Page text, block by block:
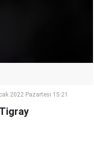
2022 Pazartesi 15:21